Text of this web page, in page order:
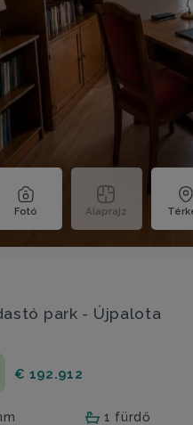
Fotó Alaprajz
park - Újpalota
€ 192.912
1 fürdő